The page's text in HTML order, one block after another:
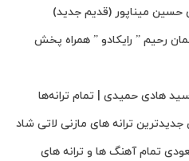
حسین میناپور (قدیم جدید)
رحیم ” رایکادو ” همراه پخش
هادی حمیدی | تمام ترانه‌ها
جدیدترین ترانه های مازنی لاتی شاد
تمام آهنگ‌ ها و ترانه‌ های